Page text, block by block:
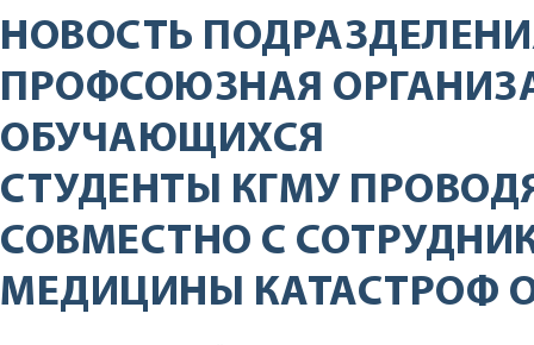
НОВОСТЬ
ПРОФСОЮЗНАЯ
ОБУЧАЮЩИХСЯ
СТУДЕНТЫ КГМУ
СОВМЕСТНО С
МЕДИЦИНЫ КАТАСТРОФ